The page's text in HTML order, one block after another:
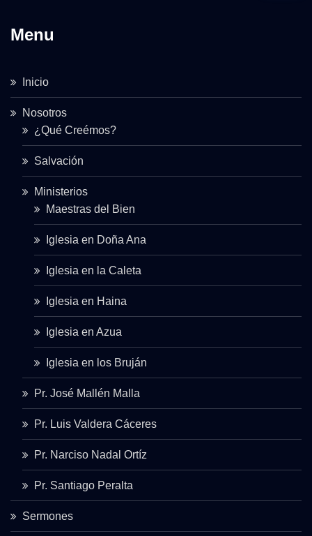
Menu
Inicio
Nosotros
¿Qué Creémos?
Salvación
Ministerios
Maestras del Bien
Iglesia en Doña Ana
Iglesia en la Caleta
Iglesia en Haina
Iglesia en Azua
Iglesia en los Bruján
Pr. José Mallén Malla
Pr. Luis Valdera Cáceres
Pr. Narciso Nadal Ortíz
Pr. Santiago Peralta
Sermones